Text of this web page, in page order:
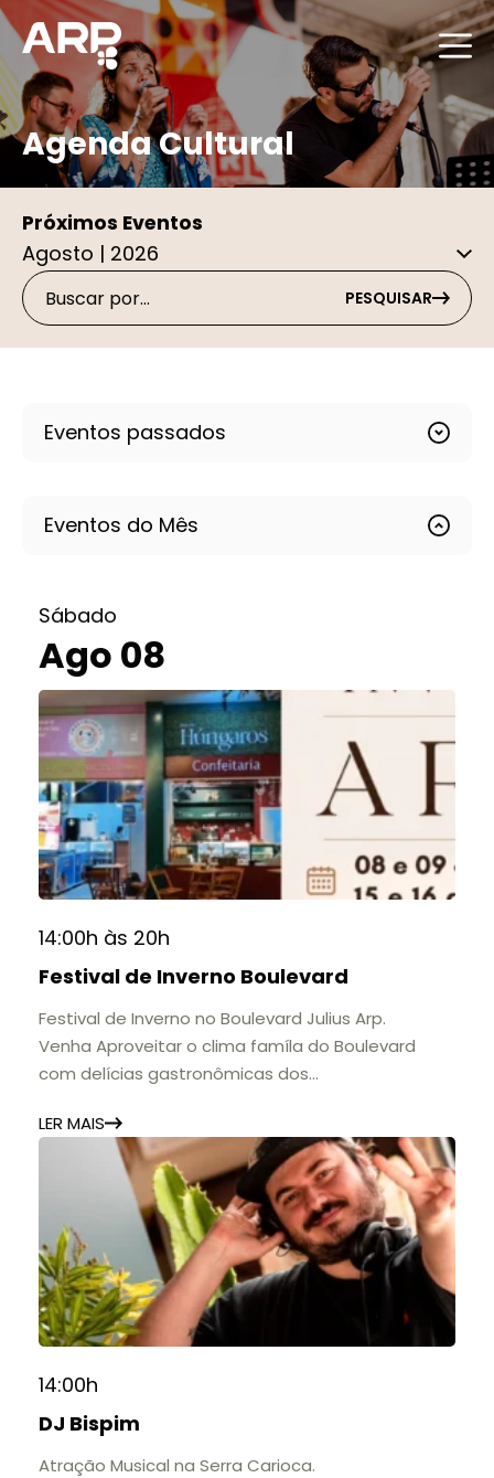
Agenda Cultural
Próximos Eventos
PESQUISAR
Eventos passados
Eventos do Mês
Sábado
Ago 08
14:00h às 20h
Festival de Inverno Boulevard
Festival de Inverno no Boulevard Julius Arp.
Venha Aproveitar o clima famíla do Boulevard
com delícias gastronômicas dos
LER MAIS
14:00h
DJ Bispim
Atração Musical na Serra Carioca.